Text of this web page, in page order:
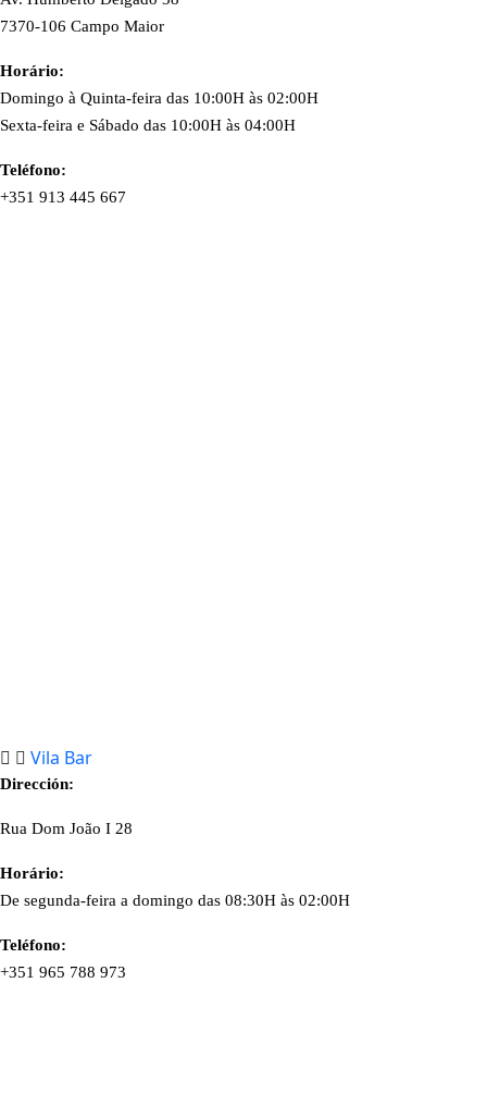
7370-106 Campo Maior
Horário:
Domingo à Quinta-feira das 10:00H às 02:00H
Sexta-feira e Sábado das 10:00H às 04:00H
Teléfono:
+351 913 445 667
Vila Bar
Dirección:
Rua Dom João I 28
Horário:
De segunda-feira a domingo das 08:30H às 02:00H
Teléfono:
+351 965 788 973